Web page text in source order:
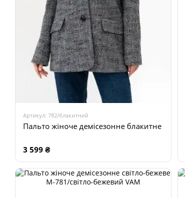
Артикул: 782/блакитний
Пальто жіноче демісезонне блакитне
3 599 ₴